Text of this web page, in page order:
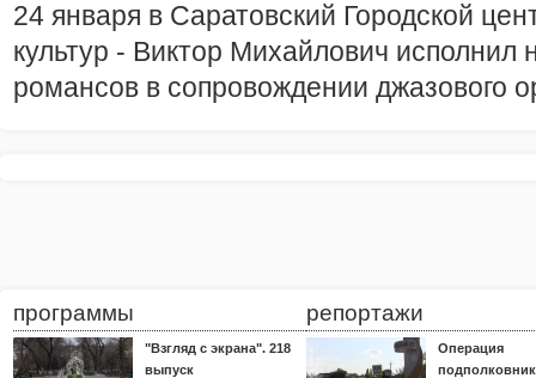
24 января в Саратовский Городской
культур - Виктор Михайлович исполнил
романсов в сопровождении джазового
программы
"Взгляд с экрана". 218
выпуск
репортажи
Операция